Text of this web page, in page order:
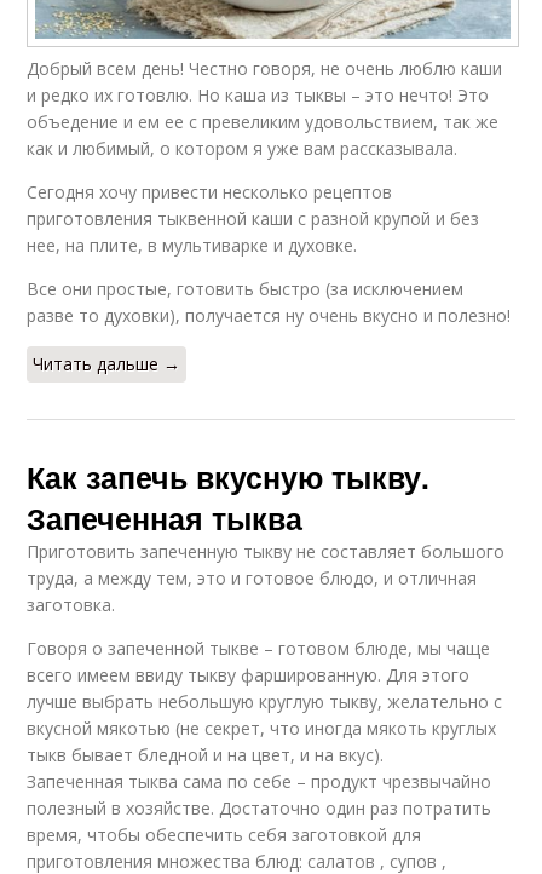
Добрый всем день! Честно говоря, не очень люблю каши
и редко их готовлю. Но каша из тыквы – это нечто! Это
объедение и ем ее с превеликим удовольствием, так же
как и любимый, о котором я уже вам рассказывала.
Сегодня хочу привести несколько рецептов
приготовления тыквенной каши с разной крупой и без
нее, на плите, в мультиварке и духовке.
Все они простые, готовить быстро (за исключением
разве то духовки), получается ну очень вкусно и полезно!
Читать дальше →
Как запечь вкусную тыкву.
Запеченная тыква
Приготовить запеченную тыкву не составляет большого
труда, а между тем, это и готовое блюдо, и отличная
заготовка.
Говоря о запеченной тыкве – готовом блюде, мы чаще
всего имеем ввиду тыкву фаршированную. Для этого
лучше выбрать небольшую круглую тыкву, желательно с
вкусной мякотью (не секрет, что иногда мякоть круглых
тыкв бывает бледной и на цвет, и на вкус).
Запеченная тыква сама по себе – продукт чрезвычайно
полезный в хозяйстве. Достаточно один раз потратить
время, чтобы обеспечить себя заготовкой для
приготовления множества блюд: салатов , супов ,